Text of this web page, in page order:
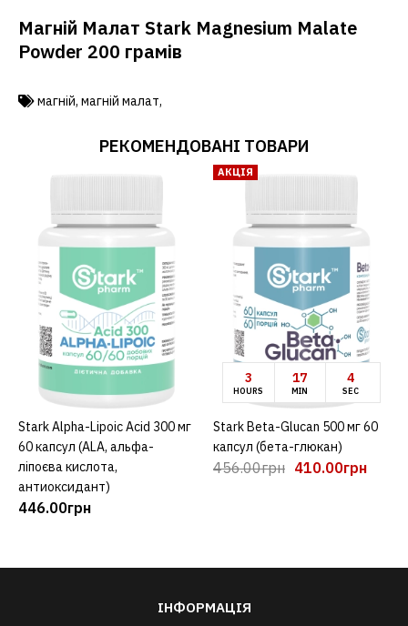
Магній Малат Stark Magnesium Malate
Powder 200 грамів
магній, магній малат,
РЕКОМЕНДОВАНІ ТОВАРИ
КУПИТИ
Stark Alpha-Lipoic Acid 300 мг
60 капсул (ALA, альфа-
ліпоєва кислота,
антиоксидант)
446.00грн
АКЦІЯ
КУПИТИ
3
HOURS
17
MIN
3
SEC
Stark Beta-Glucan 500 мг 60
капсул (бета-глюкан)
456.00грн 410.00грн
ІНФОРМАЦІЯ